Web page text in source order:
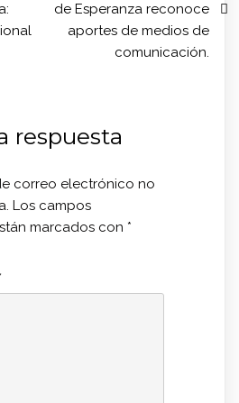
de Esperanza reconoce
aportes de medios de
comunicación.
respuesta
correo electrónico no
Los campos
marcados con *
*